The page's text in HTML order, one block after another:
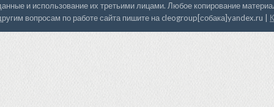
и использование их третьими лицами. Любое копирование
вопросам по работе сайта пишите на cleogroup[собака]yandex.ru |